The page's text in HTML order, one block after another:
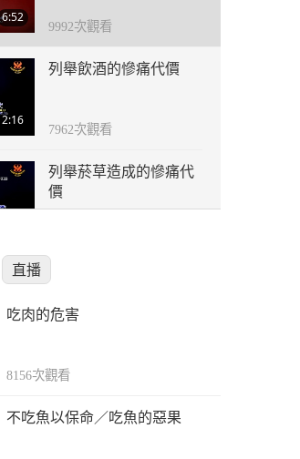
6:52
9992次觀看
2:16
列舉飲酒的慘痛代價
7962次觀看
列舉菸草造成的慘痛代
價
3:39
1:00
列舉食用乳品的代價
直播
吃肉的危害
8156次觀看
不吃魚以保命／吃魚的惡果